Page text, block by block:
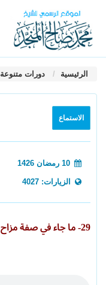
الرئيسية دورات متنوعة
الاستماع
الزيارات: 4027
29- ما جاء في صفة مزاح رسول الله ﷺ